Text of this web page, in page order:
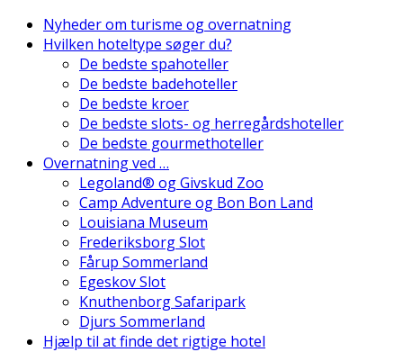
Skip
Danmarks Bedste Hoteller
Nyheder om turisme og overnatning
Hvilken hoteltype søger du?
De bedste spahoteller
De bedste badehoteller
De bedste kroer
De bedste slots- og herregårdshoteller
De bedste gourmethoteller
Overnatning ved …
Legoland® og Givskud Zoo
Camp Adventure og Bon Bon Land
Louisiana Museum
Frederiksborg Slot
Fårup Sommerland
Egeskov Slot
Knuthenborg Safaripark
Djurs Sommerland
Hjælp til at finde det rigtige hotel